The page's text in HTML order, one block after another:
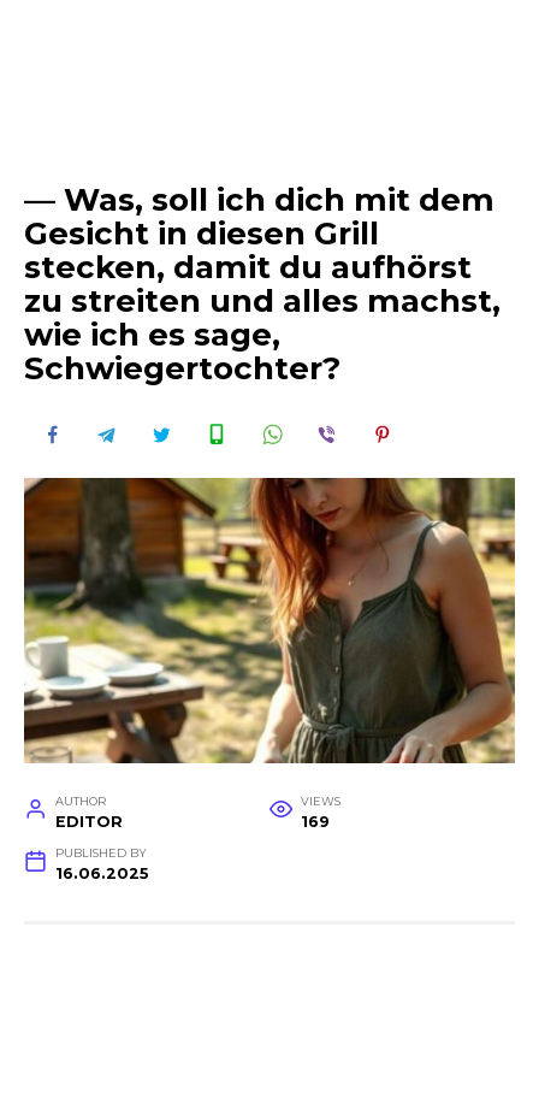
— Was, soll ich dich mit dem
Gesicht in diesen Grill
stecken, damit du aufhörst
zu streiten und alles machst,
wie ich es sage,
Schwiegertochter?
AUTHOR
EDITOR
VIEWS
169
PUBLISHED BY
16.06.2025